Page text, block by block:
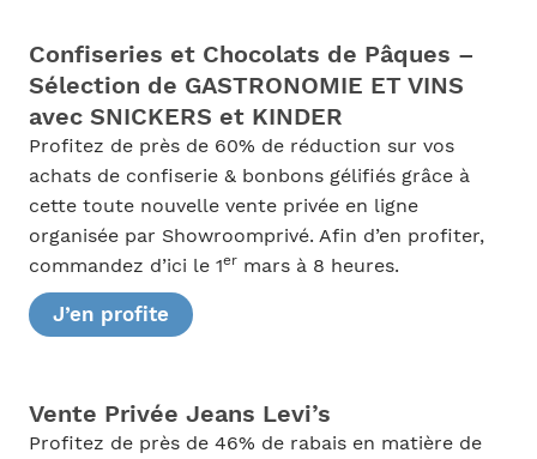
Confiseries et Chocolats de Pâques –
Sélection de GASTRONOMIE ET VINS
avec SNICKERS et KINDER
Profitez de près de 60% de réduction sur vos
achats de confiserie & bonbons gélifiés grâce à
cette toute nouvelle vente privée en ligne
organisée par Showroomprivé. Afin d’en profiter,
commandez d’ici le 1ermars à 8 heures.
J’en profite
Vente Privée Jeans Levi’s
Profitez de près de 46% de rabais en matière de